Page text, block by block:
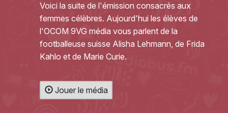
Voici la suite de l'émission consacrés aux
femmes célèbres. Aujourd'hui les élèves de
l'OCOM 9VG média vous parlent de la
footballeuse suisse Alisha Lehmann, de Frida
Kahlo et de Marie Curie.
Jouer le média